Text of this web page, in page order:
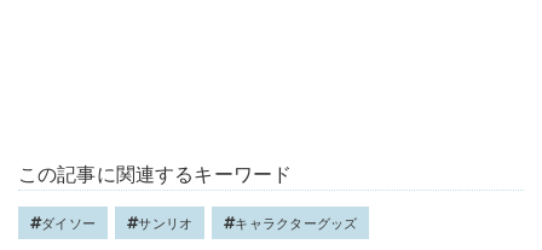
この記事に関連するキーワード
ダイソー サンリオ キャラクターグッズ